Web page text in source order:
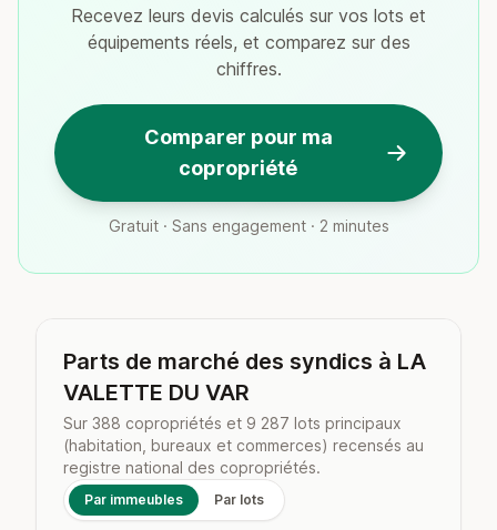
Recevez leurs devis calculés sur vos lots et
équipements réels, et comparez sur des
chiffres.
Comparer pour ma
copropriété
Gratuit · Sans engagement · 2 minutes
Parts de marché des syndics à LA
VALETTE DU VAR
Sur 388 copropriétés et 9 287 lots principaux
(habitation, bureaux et commerces) recensés au
registre national des copropriétés.
Par immeubles Par lots